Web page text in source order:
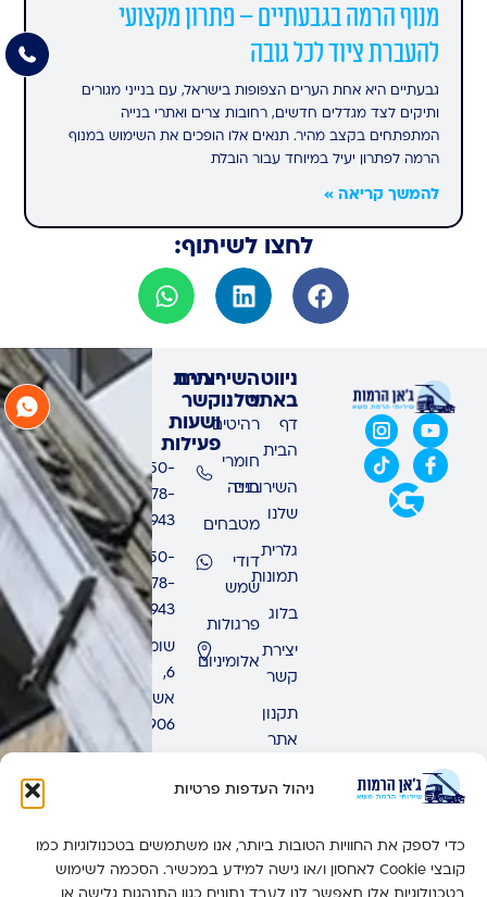
ניהול העדפות פרטיות
כדי לספק את החוויות הטובות ביותר, אנו משתמשים בטכנולוגיות כמו
קובצי Cookie לאחסון ו/או גישה למידע במכשיר. הסכמה לשימוש
בטכנולוגיות אלו תאפשר לנו לעבד נתונים כגון התנהגות גלישה או
מנוף הרמה בגבעתיים – פתרון מקצועי
להעברת ציוד לכל גובה
גבעתיים היא אחת הערים הצפופות בישראל, עם בנייני מגורים
ותיקים לצד מגדלים חדשים, רחובות צרים ואתרי בנייה
המתפתחים בקצב מהיר. תנאים אלו הופכים את השימוש במנוף
הרמה לפתרון יעיל במיוחד עבור הובלת
להמשך קריאה »
לחצו לשיתוף:
ניווט
באתר
דף
הבית
השירותים
שלנו
גלרית
תמונות
בלוג
יצירת
קשר
תקנון
אתר
השירותים
שלנו
רהיטים
חומרי
בנייה
מטבחים
דודי
שמש
פרגולות
אלומיניום
יצירת
קשר
ושעות
פעילות
050-
678-
9943
050-
678-
9943
שומרון
6,
אשדוד,
7771906
ראשון
חמישי:
זמין 24
שעות